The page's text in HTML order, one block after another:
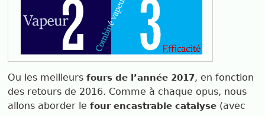
Ou les meilleursfours de l’année 2017, en fonction
des retours de 2016. Comme à chaque opus, nous
allons aborder lefour encastrable catalyse (avec